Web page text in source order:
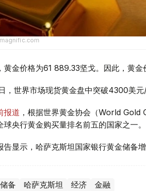
黄金价格为61 889.33坚戈。因此，黄
，世界市场现货黄金盘中突破4300美元
报道 ，根据世界黄金协会（World
球央行黄金购买量排名前五的国家之一。
告显示，哈萨克斯坦国家银行黄金储备增
备 哈萨克斯坦 经济 金融